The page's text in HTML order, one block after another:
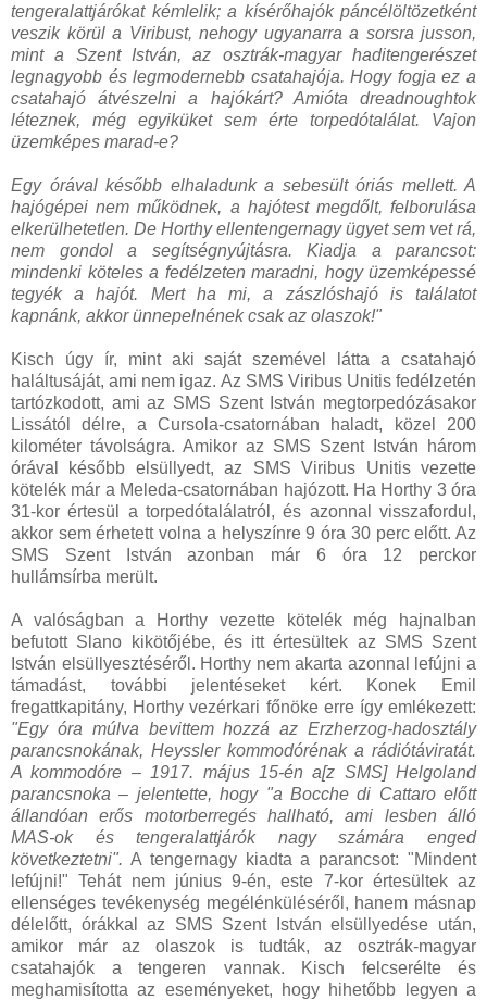
tengeralattjárókat kémlelik; a kísérőhajók páncélöltözetként
veszik körül a Viribust, nehogy ugyanarra a sorsra jusson,
mint a Szent István, az osztrák-magyar haditengerészet
legnagyobb és legmodernebb csatahajója. Hogy fogja ez a
csatahajó átvészelni a hajókárt? Amióta dreadnoughtok
léteznek, még egyiküket sem érte torpedótalálat. Vajon
üzemképes marad-e?
Egy órával később elhaladunk a sebesült óriás mellett. A
hajógépei nem működnek, a hajótest megdőlt, felborulása
elkerülhetetlen. De Horthy ellentengernagy ügyet sem vet rá,
nem gondol a segítségnyújtásra. Kiadja a parancsot:
mindenki köteles a fedélzeten maradni, hogy üzemképessé
tegyék a hajót. Mert ha mi, a zászlóshajó is találatot
kapnánk, akkor ünnepelnének csak az olaszok!"
Kisch úgy ír, mint aki saját szemével látta a csatahajó
haláltusáját, ami nem igaz. Az SMS Viribus Unitis fedélzetén
tartózkodott, ami az SMS Szent István megtorpedózásakor
Lissától délre, a Cursola-csatornában haladt, közel 200
kilométer távolságra. Amikor az SMS Szent István három
órával később elsüllyedt, az SMS Viribus Unitis vezette
kötelék már a Meleda-csatornában hajózott. Ha Horthy 3 óra
31-kor értesül a torpedótalálatról, és azonnal visszafordul,
akkor sem érhetett volna a helyszínre 9 óra 30 perc előtt. Az
SMS Szent István azonban már 6 óra 12 perckor
hullámsírba merült.
A valóságban a Horthy vezette kötelék még hajnalban
befutott Slano kikötőjébe, és itt értesültek az SMS Szent
István elsüllyesztéséről. Horthy nem akarta azonnal lefújni a
támadást, további jelentéseket kért. Konek Emil
fregattkapitány, Horthy vezérkari főnöke erre így emlékezett:
"Egy óra múlva bevittem hozzá az Erzherzog-hadosztály
parancsnokának, Heyssler kommodórénak a rádiótáviratát.
A kommodóre – 1917. május 15-én a[z SMS] Helgoland
parancsnoka – jelentette, hogy "a Bocche di Cattaro előtt
állandóan erős motorberregés hallható, ami lesben álló
MAS-ok és tengeralattjárók nagy számára enged
következtetni". A tengernagy kiadta a parancsot: "Mindent
lefújni!" Tehát nem június 9-én, este 7-kor értesültek az
ellenséges tevékenység megélénküléséről, hanem másnap
délelőtt, órákkal az SMS Szent István elsüllyedése után,
amikor már az olaszok is tudták, az osztrák-magyar
csatahajók a tengeren vannak. Kisch felcserélte és
meghamisította az eseményeket, hogy hihetőbb legyen a